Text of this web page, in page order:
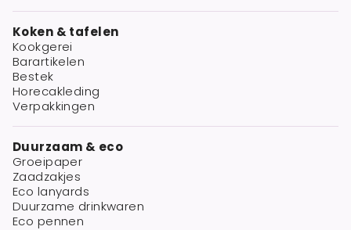
Koken & tafelen
Kookgerei
Barartikelen
Bestek
Horecakleding
Verpakkingen
Duurzaam & eco
Groeipaper
Zaadzakjes
Eco lanyards
Duurzame drinkwaren
Eco pennen